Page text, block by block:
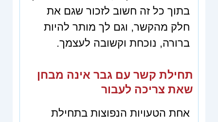
בתוך כל זה חשוב לזכור שגם את
חלק מהקשר, וגם לך מותר להיות
ברורה, נוכחת וקשובה לעצמך.
תחילת קשר עם גבר אינה מבחן
שאת צריכה לעבור
אחת הטעויות הנפוצות בתחילת